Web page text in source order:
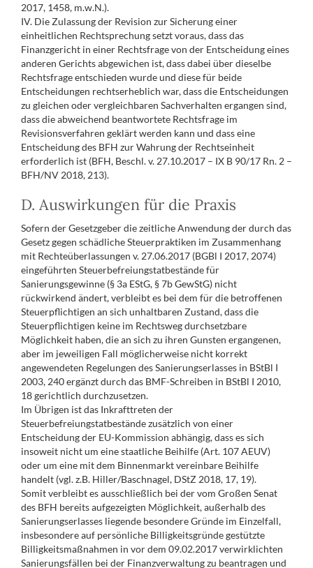
2017, 1458, m.w.N.).
IV. Die Zulassung der Revision zur Sicherung einer
einheitlichen Rechtsprechung setzt voraus, dass das
Finanzgericht in einer Rechtsfrage von der Entscheidung eines
anderen Gerichts abgewichen ist, dass dabei über dieselbe
Rechtsfrage entschieden wurde und diese für beide
Entscheidungen rechtserheblich war, dass die Entscheidungen
zu gleichen oder vergleichbaren Sachverhalten ergangen sind,
dass die abweichend beantwortete Rechtsfrage im
Revisionsverfahren geklärt werden kann und dass eine
Entscheidung des BFH zur Wahrung der Rechtseinheit
erforderlich ist (BFH, Beschl. v. 27.10.2017 – IX B 90/17 Rn. 2 –
BFH/NV 2018, 213).
D. Auswirkungen für die Praxis
Sofern der Gesetzgeber die zeitliche Anwendung der durch das
Gesetz gegen schädliche Steuerpraktiken im Zusammenhang
mit Rechteüberlassungen v. 27.06.2017 (BGBl I 2017, 2074)
eingeführten Steuerbefreiungstatbestände für
Sanierungsgewinne (§ 3a EStG, § 7b GewStG) nicht
rückwirkend ändert, verbleibt es bei dem für die betroffenen
Steuerpflichtigen an sich unhaltbaren Zustand, dass die
Steuerpflichtigen keine im Rechtsweg durchsetzbare
Möglichkeit haben, die an sich zu ihren Gunsten ergangenen,
aber im jeweiligen Fall möglicherweise nicht korrekt
angewendeten Regelungen des Sanierungserlasses in BStBl I
2003, 240 ergänzt durch das BMF-Schreiben in BStBl I 2010,
18 gerichtlich durchzusetzen.
Im Übrigen ist das Inkrafttreten der
Steuerbefreiungstatbestände zusätzlich von einer
Entscheidung der EU-Kommission abhängig, dass es sich
insoweit nicht um eine staatliche Beihilfe (Art. 107 AEUV)
oder um eine mit dem Binnenmarkt vereinbare Beihilfe
handelt (vgl. z.B. Hiller/Baschnagel, DStZ 2018, 17, 19).
Somit verbleibt es ausschließlich bei der vom Großen Senat
des BFH bereits aufgezeigten Möglichkeit, außerhalb des
Sanierungserlasses liegende besondere Gründe im Einzelfall,
insbesondere auf persönliche Billigkeitsgründe gestützte
Billigkeitsmaßnahmen in vor dem 09.02.2017 verwirklichten
Sanierungsfällen bei der Finanzverwaltung zu beantragen und